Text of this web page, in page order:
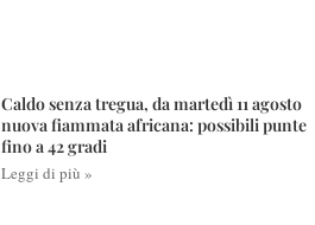
Caldo senza tregua, da martedì 11 agosto
nuova fiammata africana: possibili punte
fino a 42 gradi
Leggi di più »